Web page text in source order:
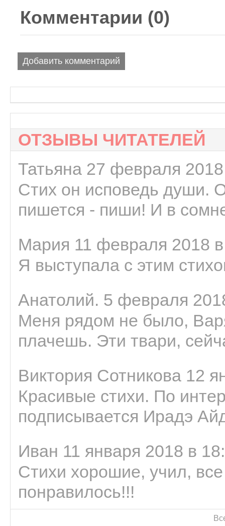
Комментарии (0)
Добавить комментарий
ОТЗЫВЫ ЧИТАТЕЛЕЙ
Татьяна 27 февраля
Стих он исповедь души.
пишется - пиши! И в
Мария 11 февраля 2018
Я выступала с этим
Анатолий. 5 февраля
Меня рядом не было,
плачешь. Эти твари,
Виктория Сотникова 12
Красивые стихи. По
подписывается Ирадэ
Иван 11 января 2018 в
Стихи хорошие, учил,
понравилось!!!